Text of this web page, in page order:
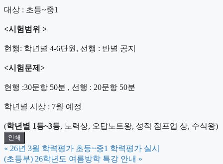
특강 신청
대상 : 초등~중1
<시험범위 >
현행: 학년별 4-6단원, 선행 : 반별 공지
<시험문제>
현행 :30문항 50분 , 선행 : 20문항 50분
학년별 시상 : 7월 예정
(학년별 1등~3등, 노력상, 오답노트왕, 성적 점프업 상, 수식왕)
인쇄
« 26년 3월 학력평가 초등~중1 학력평가 실시
(초등부) 26학년도 여름방학 특강 안내 »